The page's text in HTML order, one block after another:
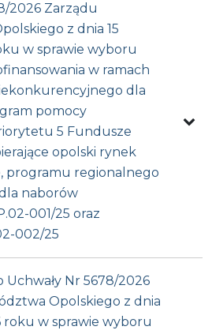
2026 Zarządu
z dnia 15
w sprawie wyboru
w ramach
dla
pomocy
5 Fundusze
opolski rynek
programu regionalnego
naborów
001/25 oraz
002/25
Uchwały Nr 5678/2026
Opolskiego z dnia
roku w sprawie wyboru